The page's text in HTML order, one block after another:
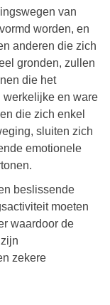
van
worden, en
anderen die zich
gronden, zullen
die het
werkelijke en ware
die zich enkel
sluiten zich
emotionele
beslissende
moeten
waardoor de
zekere